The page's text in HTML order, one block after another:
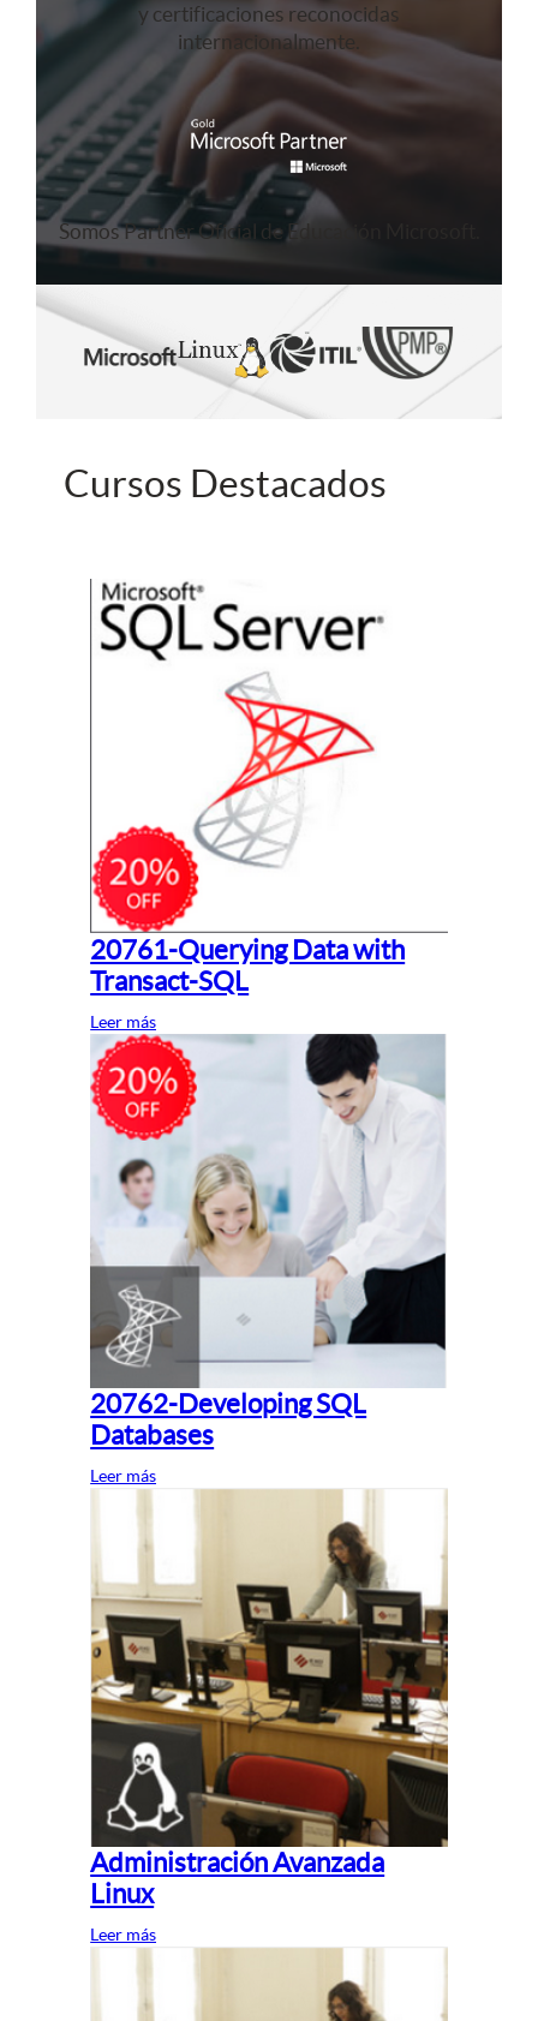
y certificaciones reconocidas
internacionalmente.
Somos Partner Oficial de Educación Microsoft.
Cursos Destacados
20761-Querying Data with
Transact-SQL
Leer más
20762-Developing SQL
Databases
Leer más
Administración Avanzada
Linux
Leer más